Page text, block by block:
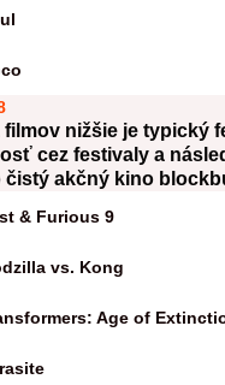
filmov nižšie je typický
cez festivaly a
čistý akčný kino
& Furious 9
vs. Kong
Age of